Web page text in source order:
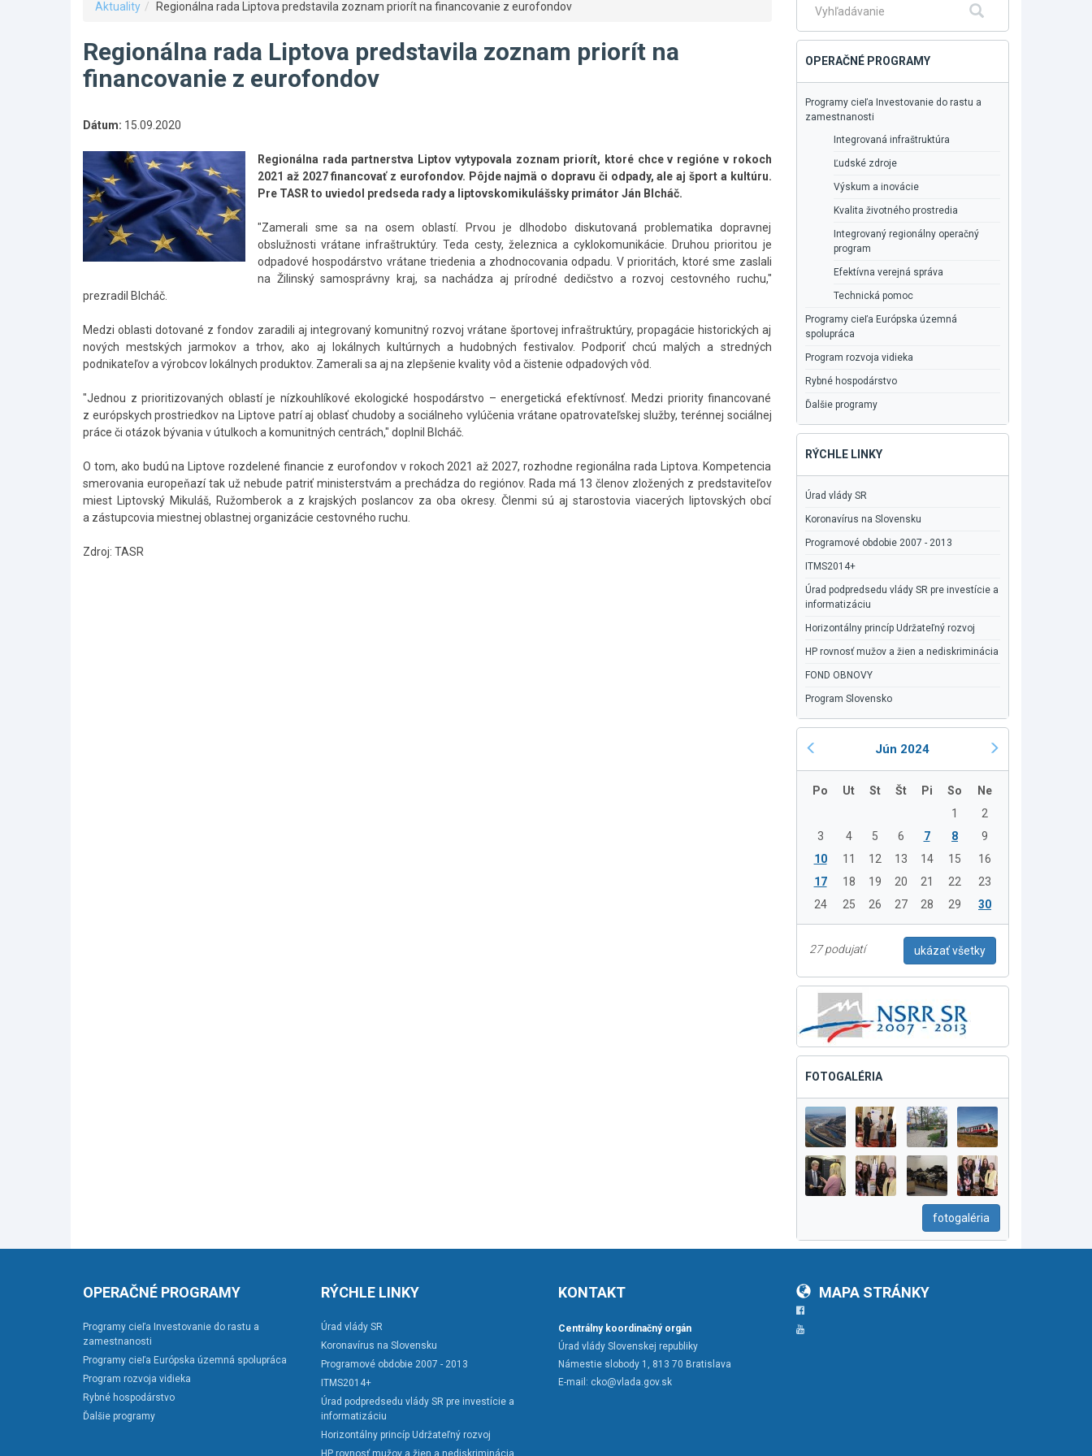
Aktuality Regionálna rada Liptova predstavila zoznam priorít na financovanie z eurofondov
Regionálna rada Liptova predstavila zoznam priorít na
financovanie z eurofondov
Dátum: 15.09.2020
Regionálna rada partnerstva Liptov vytypovala zoznam priorít, ktoré chce v regióne v rokoch
2021 až 2027 financovať z eurofondov. Pôjde najmä o dopravu či odpady, ale aj šport a kultúru.
Pre TASR to uviedol predseda rady a liptovskomikulášsky primátor Ján Blcháč.
"Zamerali sme sa na osem oblastí. Prvou je dlhodobo diskutovaná problematika dopravnej
obslužnosti vrátane infraštruktúry. Teda cesty, železnica a cyklokomunikácie. Druhou prioritou je
odpadové hospodárstvo vrátane triedenia a zhodnocovania odpadu. V prioritách, ktoré sme zaslali
na Žilinský samosprávny kraj, sa nachádza aj prírodné dedičstvo a rozvoj cestovného ruchu,"
prezradil Blcháč.
Medzi oblasti dotované z fondov zaradili aj integrovaný komunitný rozvoj vrátane športovej infraštruktúry, propagácie historických aj
nových mestských jarmokov a trhov, ako aj lokálnych kultúrnych a hudobných festivalov. Podporiť chcú malých a stredných
podnikateľov a výrobcov lokálnych produktov. Zamerali sa aj na zlepšenie kvality vôd a čistenie odpadových vôd.
"Jednou z prioritizovaných oblastí je nízkouhlíkové ekologické hospodárstvo – energetická efektívnosť. Medzi priority financované
z európskych prostriedkov na Liptove patrí aj oblasť chudoby a sociálneho vylúčenia vrátane opatrovateľskej služby, terénnej sociálnej
práce či otázok bývania v útulkoch a komunitných centrách," doplnil Blcháč.
O tom, ako budú na Liptove rozdelené financie z eurofondov v rokoch 2021 až 2027, rozhodne regionálna rada Liptova. Kompetencia
smerovania europeňazí tak už nebude patriť ministerstvám a prechádza do regiónov. Rada má 13 členov zložených z predstaviteľov
miest Liptovský Mikuláš, Ružomberok a z krajských poslancov za oba okresy. Členmi sú aj starostovia viacerých liptovských obcí
a zástupcovia miestnej oblastnej organizácie cestovného ruchu.
Zdroj: TASR
Fulltextové
OPERAČNÉ PROGRAMY
Programy cieľa Investovanie do rastu a
zamestnanosti
Integrovaná infraštruktúra
Ľudské zdroje
Výskum a inovácie
Kvalita životného prostredia
Integrovaný regionálny operačný
program
Efektívna verejná správa
Technická pomoc
Programy cieľa Európska územná
spolupráca
Program rozvoja vidieka
Rybné hospodárstvo
Ďalšie programy
RÝCHLE LINKY
Úrad vlády SR
Koronavírus na Slovensku
Programové obdobie 2007 - 2013
ITMS2014+
Úrad podpredsedu vlády SR pre investície a
informatizáciu
Horizontálny princíp Udržateľný rozvoj
HP rovnosť mužov a žien a nediskriminácia
FOND OBNOVY
Program Slovensko
Jún 2024
Po Ut St Št Pi So
Ne
1
2
3
4 5 6 7 8
9
10
11 12 13 14 15
16
17
18 19 20 21 22
23
24
25 26 27 28 29 30
27 podujatí ukázať všetky
FOTOGALÉRIA
fotogaléria
OPERAČNÉ PROGRAMY
Programy cieľa Investovanie do rastu a
zamestnanosti
Programy cieľa Európska územná spolupráca
Program rozvoja vidieka
Rybné hospodárstvo
Ďalšie programy
RÝCHLE LINKY
Úrad vlády SR
Koronavírus na Slovensku
Programové obdobie 2007 - 2013
ITMS2014+
Úrad podpredsedu vlády SR pre investície a
informatizáciu
Horizontálny princíp Udržateľný rozvoj
HP rovnosť mužov a žien a nediskriminácia
KONTAKT
Centrálny koordinačný orgán
Úrad vlády Slovenskej republiky
Námestie slobody 1, 813 70 Bratislava
E-mail: cko@vlada.gov.sk
MAPA STRÁNKY
Facebook
YouTube